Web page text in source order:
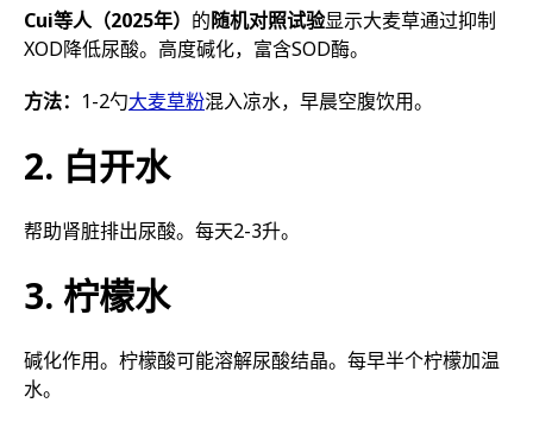
Cui等人（2025年） 的随机对照试验显示大麦草通过抑制
XOD降低尿酸。高度碱化，富含SOD酶。
方法： 1-2勺大麦草粉混入凉水，早晨空腹饮用。
2. 白开水
帮助肾脏排出尿酸。每天2-3升。
3. 柠檬水
碱化作用。柠檬酸可能溶解尿酸结晶。每早半个柠檬加温
水。